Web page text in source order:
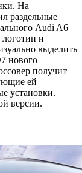
На
раздельные
Audi A6
и
выделить
нового
получит
ей
установки.
версии.